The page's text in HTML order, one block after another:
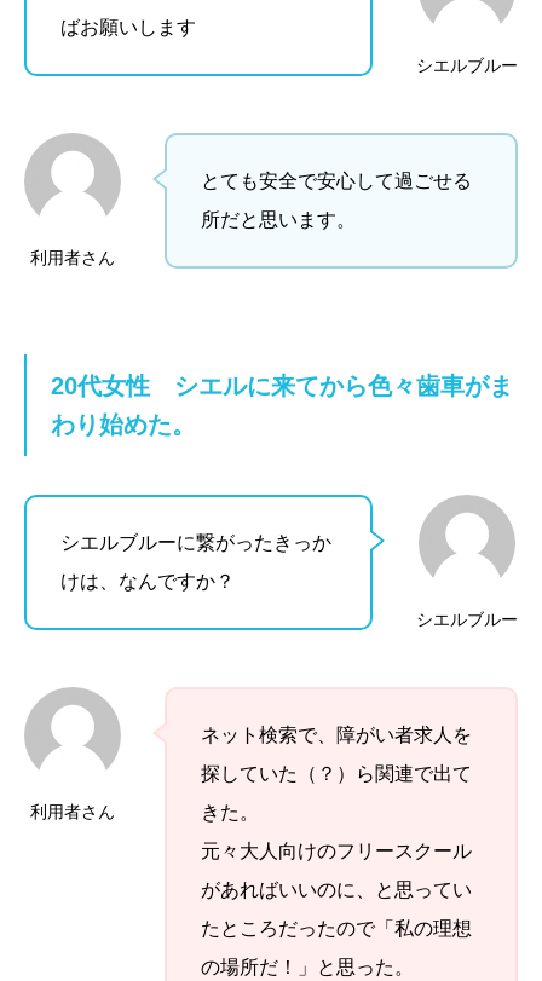
シエルブルー
ばお願いします
利用者さん
とても安全で安心して過ごせる
所だと思います。
20代女性 シエルに来てから色々歯車がま
わり始めた。
シエルブルー
シエルブルーに繋がったきっか
けは、なんですか？
利用者さん
ネット検索で、障がい者求人を
探していた（？）ら関連で出て
きた。
元々大人向けのフリースクール
があればいいのに、と思ってい
たところだったので「私の理想
の場所だ！」と思った。